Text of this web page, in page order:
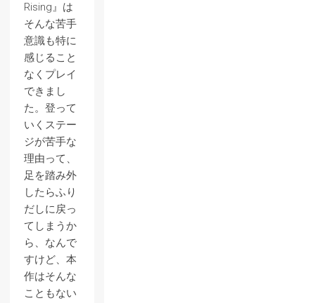
Rising』は
そんな苦手
意識も特に
感じること
なくプレイ
できまし
た。登って
いくステー
ジが苦手な
理由って、
足を踏み外
したらふり
だしに戻っ
てしまうか
ら、なんで
すけど、本
作はそんな
こともない